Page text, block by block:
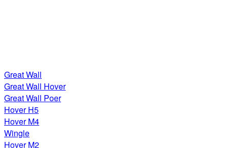
Great Wall
Great Wall Hover
Great Wall Poer
Hover H5
Hover M4
Wingle
Hover M2